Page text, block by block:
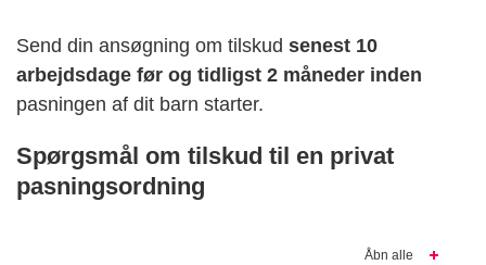
Send din ansøgning om tilskud senest 10
arbejdsdage før og tidligst 2 måneder inden
pasningen af dit barn starter.
Spørgsmål om tilskud til en privat
pasningsordning
Åbn alle